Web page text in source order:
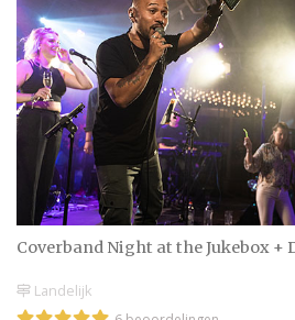
Coverband Night at the Jukebox +
Landelijk